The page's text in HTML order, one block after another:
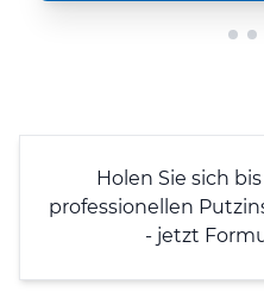
Holen Sie sich
professionellen
- jetzt